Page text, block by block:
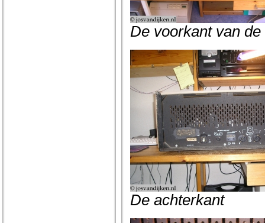
De voorkant van de
De achterkant